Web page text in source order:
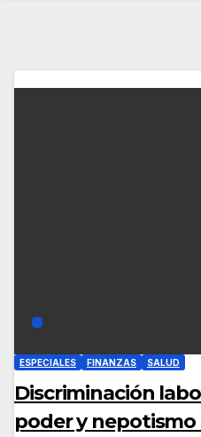
ESPECIALES FINANZAS SALUD
Discriminación
poder y nepotismo